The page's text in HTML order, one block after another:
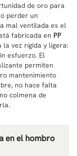
de oro para
perder un
mal ventilada es el
fabricada en PP
la vez rígida y ligera:
esfuerzo. El
permiten
mantenimiento
no hace falta
colmena de
en el hombro